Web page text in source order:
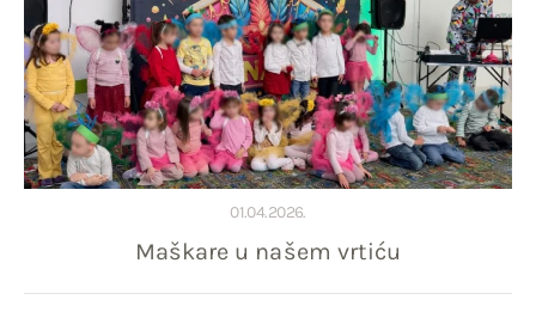
01.04.2026.
Maškare u našem vrtiću